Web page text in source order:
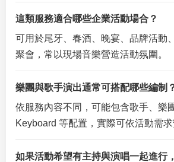
這類服務適合哪些企業活動場合？
可用於尾牙、春酒、晚宴、品牌活動
聚會，常以現場音樂營造活動氛圍。
樂團與歌手演出通常可搭配哪些編制
依服務內容不同，可能包含歌手、樂
Keyboard 等配置，實際可依活動需求
如果活動希望有主持與演唱一起進行